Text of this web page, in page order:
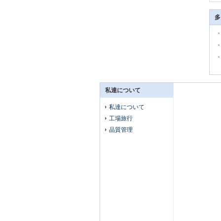
私達について
私達について
工場旅行
品質管理